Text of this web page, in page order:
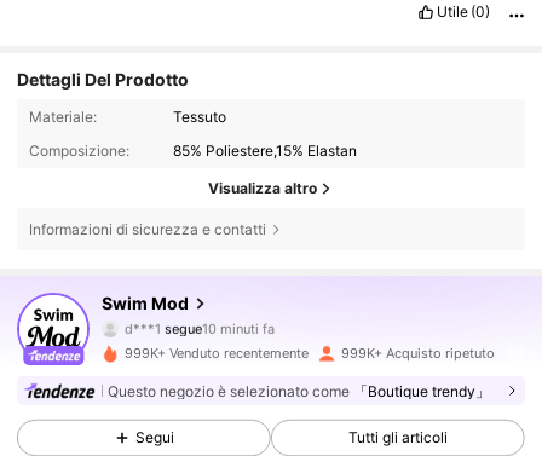
Utile (0)
Dettagli Del Prodotto
Materiale:
Tessuto
Composizione:
85% Poliestere,15% Elastan
Visualizza altro
Informazioni di sicurezza e contatti
Swim Mod
m***3sta navigando
4.81
546K Follower
4.81 546K Follower
999K+ Venduto recentemente 999K+ Acquisto ripetuto
Questo negozio è selezionato come 「Boutique trendy」
Segui Tutti gli articoli